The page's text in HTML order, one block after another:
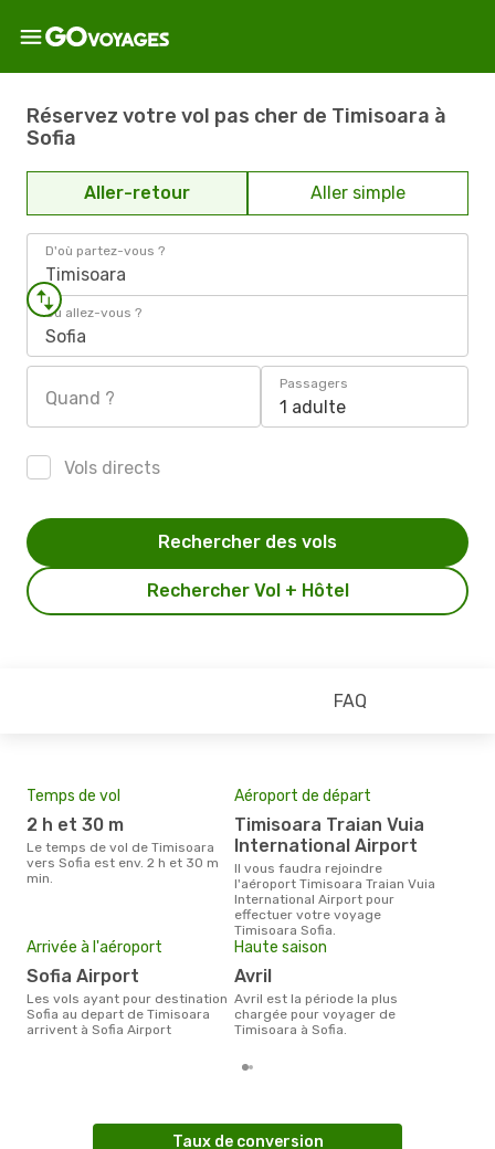
Réservez votre vol pas cher de Timisoara à
Sofia
Aller-retour Aller simple
D'où partez-vous ?
Timisoara
Où allez-vous ?
Sofia
Quand ?
Passagers
1 adulte
Vols directs
Rechercher Vol + Hôtel
Rechercher des vols
FAQ
Temps de vol
2 h et 30 m
Le temps de vol de Timisoara
vers Sofia est env. 2 h et 30 m
min.
Aéroport de départ
Timisoara Traian Vuia
International Airport
Il vous faudra rejoindre
l'aéroport Timisoara Traian Vuia
International Airport pour
effectuer votre voyage
Timisoara Sofia.
Arrivée à l'aéroport
Sofia Airport
Les vols ayant pour destination
Sofia au depart de Timisoara
arrivent à Sofia Airport
Haute saison
avril
avril est la période la plus
chargée pour voyager de
Timisoara à Sofia.
Taux de conversion